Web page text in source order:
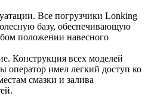
Все погрузчики Lonking
базу, обеспечивающую
положении навесного
Конструкция всех моделей
оператор имел легкий доступ ко
смазки и залива